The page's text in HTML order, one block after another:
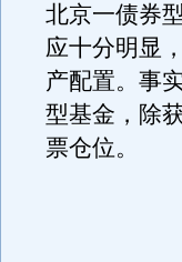
北京一债券
应十分明显
产配置。事
型基金，除
票仓位。